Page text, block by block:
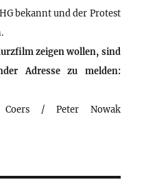
bekannt und der Protest
zeigen wollen, sind
Adresse zu melden:
Coers / Peter Nowak